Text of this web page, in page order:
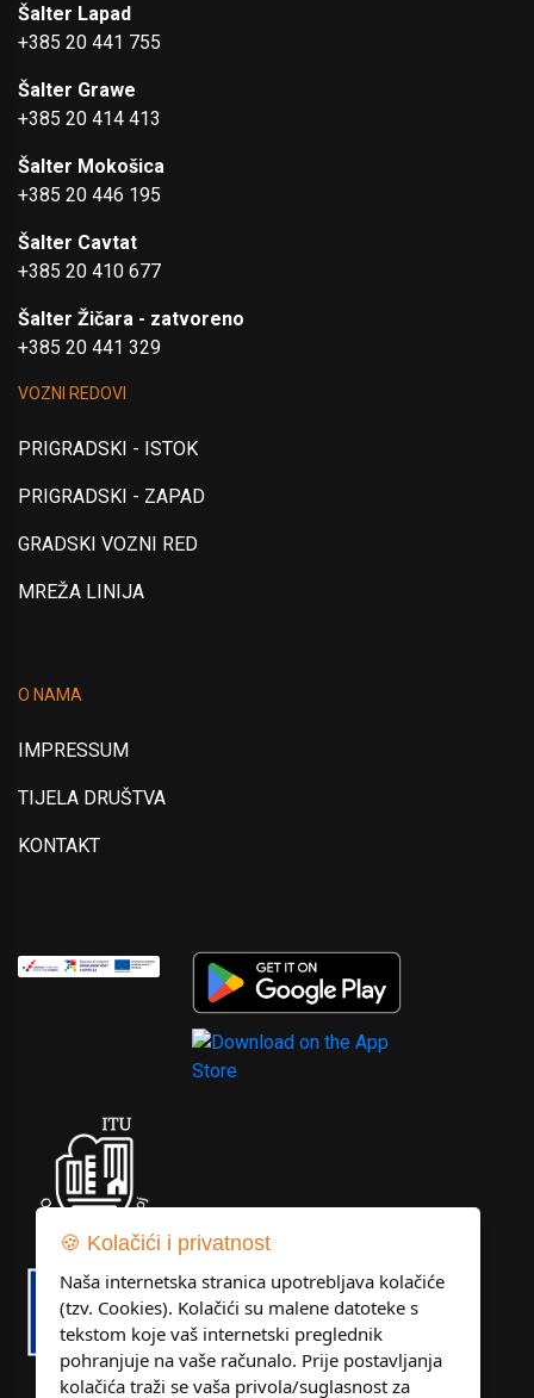
Šalter Lapad
+385 20 441 755
Šalter Grawe
+385 20 414 413
Šalter Mokošica
+385 20 446 195
Šalter Cavtat
+385 20 410 677
Šalter Žičara - zatvoreno
+385 20 441 329
VOZNI REDOVI
PRIGRADSKI - ISTOK
PRIGRADSKI - ZAPAD
GRADSKI VOZNI RED
MREŽA LINIJA
O NAMA
IMPRESSUM
TIJELA DRUŠTVA
KONTAKT
🍪 Kolačići i privatnost
Naša internetska stranica upotrebljava kolačiće
(tzv. Cookies). Kolačići su malene datoteke s
tekstom koje vaš internetski preglednik
pohranjuje na vaše računalo. Prije postavljanja
kolačića traži se vaša privola/suglasnost za